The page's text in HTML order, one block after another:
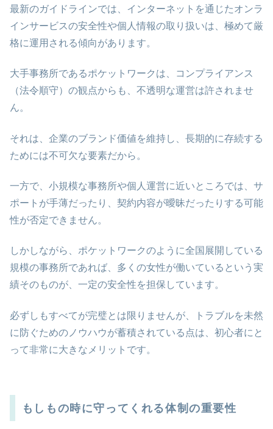
最新のガイドラインでは、インターネットを通じたオンラ
インサービスの安全性や個人情報の取り扱いは、極めて厳
格に運用される傾向があります。
大手事務所であるポケットワークは、コンプライアンス
（法令順守）の観点からも、不透明な運営は許されませ
ん。
それは、企業のブランド価値を維持し、長期的に存続する
ためには不可欠な要素だから。
一方で、小規模な事務所や個人運営に近いところでは、サ
ポートが手薄だったり、契約内容が曖昧だったりする可能
性が否定できません。
しかしながら、ポケットワークのように全国展開している
規模の事務所であれば、多くの女性が働いているという実
績そのものが、一定の安全性を担保しています。
必ずしもすべてが完璧とは限りませんが、トラブルを未然
に防ぐためのノウハウが蓄積されている点は、初心者にと
って非常に大きなメリットです。
もしもの時に守ってくれる体制の重要性